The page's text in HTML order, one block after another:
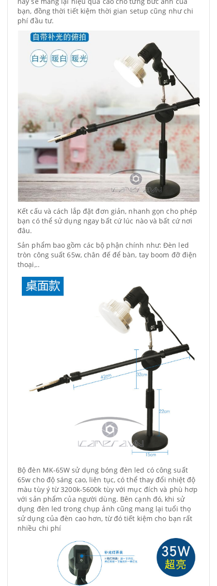
bạn, đồng thời tiết kiệm thời gian setup cũng như chi
phí đầu tư.
Kết cấu và cách lắp đặt đơn giản, nhanh gọn cho phép
bạn có thể sử dụng ngay bất cứ lúc nào và bất cứ nơi
đâu.
Sản phẩm bao gồm các bộ phận chính như: Đèn led
tròn công suất 65w, chân đế để bàn, tay boom đỡ điện
thoại,..
Bộ đèn MK-65W sử dụng bóng đèn led có công suất
65w cho độ sáng cao, liên tục, có thể thay đổi nhiệt độ
màu tùy ý từ 3200k-5600k tùy với mục đích và phù hơp
với sản phẩm của người dùng. Bên cạnh đó, khi sử
dụng đèn led trong chụp ảnh cũng mang lại tuổi thọ
sử dụng của đèn cao hơn, từ đó tiết kiệm cho bạn rất
nhiều chi phí